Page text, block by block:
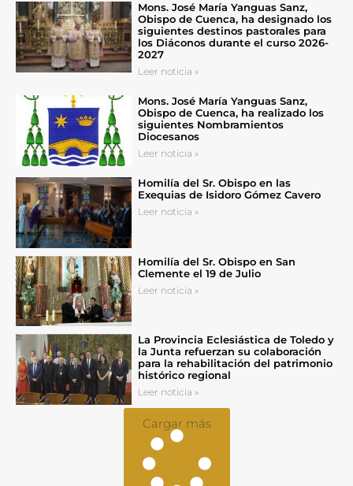
Mons. José María Yanguas Sanz,
Obispo de Cuenca, ha designado los
siguientes destinos pastorales para
los Diáconos durante el curso 2026-
2027
Leer noticia »
Mons. José María Yanguas Sanz,
Obispo de Cuenca, ha realizado los
siguientes Nombramientos
Diocesanos
Leer noticia »
Homilía del Sr. Obispo en las
Exequias de Isidoro Gómez Cavero
Leer noticia »
Homilía del Sr. Obispo en San
Clemente el 19 de Julio
Leer noticia »
La Provincia Eclesiástica de Toledo y
la Junta refuerzan su colaboración
para la rehabilitación del patrimonio
histórico regional
Leer noticia »
Cargar más